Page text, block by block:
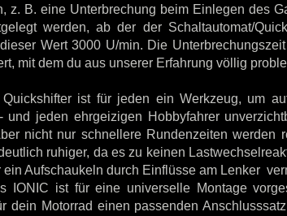
z. B. eine Unterbrechung beim Einlegen des
werden, ab der der Schaltautomat/
Wert 3000 U/min. Die
mit dem du aus unserer Erfahrung völlig
ist für jeden ein Werkzeug, um
und jeden ehrgeizigen Hobbyfahrer
nicht nur schnellere Rundenzeiten werden
ruhiger, da es zu keinen
Aufschaukeln durch Einflüsse am Lenker
IONIC ist für eine universelle Montage
dein Motorrad einen passenden